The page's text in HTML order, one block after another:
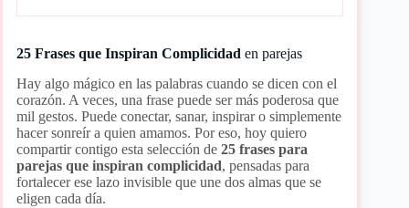
25 Frases que Inspiran Complicidad en parejas
Hay algo mágico en las palabras cuando se dicen con el
corazón. A veces, una frase puede ser más poderosa que
mil gestos. Puede conectar, sanar, inspirar o simplemente
hacer sonreír a quien amamos. Por eso, hoy quiero
compartir contigo esta selección de 25 frases para
parejas que inspiran complicidad, pensadas para
fortalecer ese lazo invisible que une dos almas que se
eligen cada día.